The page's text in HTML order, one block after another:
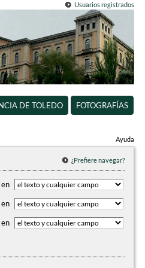
Usuarios registrados
DE TOLEDO FOTOGRAFÍAS
Ayuda
¿Prefiere navegar?
en
en
en